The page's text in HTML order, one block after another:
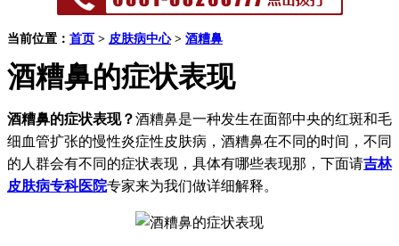
当前位置： 首页 > 皮肤病中心> 酒糟鼻
酒糟鼻的症状表现
酒糟鼻的症状表现？酒糟鼻是一种发生在面部中央的红斑和毛
细血管扩张的慢性炎症性皮肤病，酒糟鼻在不同的时间，不同
的人群会有不同的症状表现，具体有哪些表现那，下面请吉林
皮肤病专科医院专家来为我们做详细解释。